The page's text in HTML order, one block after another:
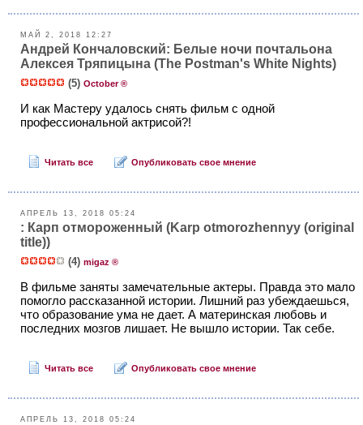
МАЙ 2, 2018 12:27
Андрей Кончаловский: Белые ночи почтальона
Алексея Тряпицына (The Postman's White Nights)
(5) October ®
И как Мастеру удалось снять фильм с одной
профессиональной актрисой?!
Читать все Опубликовать свое мнение
АПРЕЛЬ 13, 2018 05:24
: Карп отмороженный (Karp otmorozhennyy (original
title))
(4) migaz ®
В фильме заняты замечательные актеры. Правда это мало
помогло рассказанной истории. Лишний раз убеждаешься,
что образование ума не дает. А материнская любовь и
последних мозгов лишает. Не вышло истории. Так себе.
Читать все Опубликовать свое мнение
АПРЕЛЬ 13, 2018 05:24